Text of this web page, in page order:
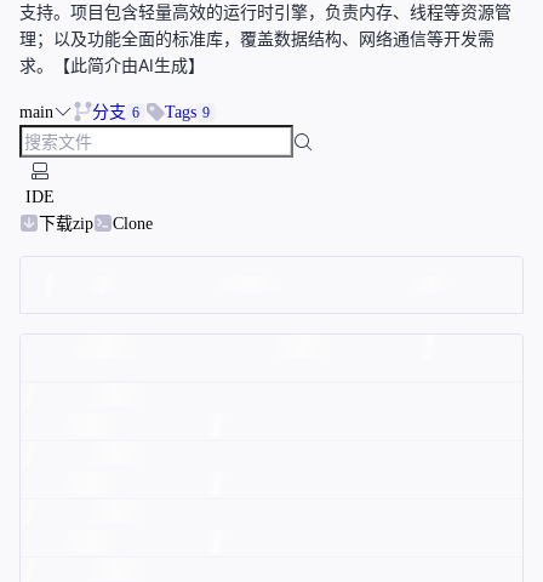
支持。项目包含轻量高效的运行时引擎，负责内存、线程等资源管
理；以及功能全面的标准库，覆盖数据结构、网络通信等开发需
求。【此简介由AI生成】
main 分支 6 Tags 9
IDE
下载zip
Clone